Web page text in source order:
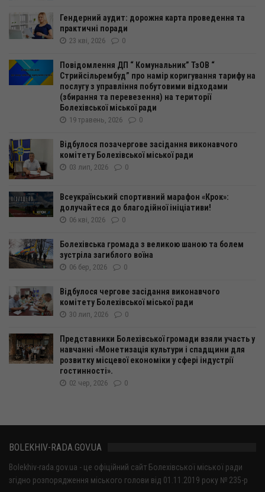
Гендерний аудит: дорожня карта проведення та
практичні поради
23 кві, 2026 0
Повідомлення ДП “ Комунальник” ТзОВ “
Стрийсільрембуд” про намір коригування тарифу на
послугу з управління побутовими відходами
(збирання та перевезення) на території
Болехівської міської ради
19 травень, 2026 0
Відбулося позачергове засідання виконавчого
комітету Болехівської міської ради
03 лип, 2026 0
Всеукраїнський спортивний марафон «Крок»:
долучайтеся до благодійної ініціативи!
06 кві, 2026 0
Болехівська громада з великою шаною та болем
зустріла загиблого воїна
06 бер, 2026 0
Відбулося чергове засідання виконавчого
комітету Болехівської міської ради
30 лип, 2026 0
Представники Болехівської громади взяли участь у
навчанні «Монетизація культури і спадщини для
розвитку місцевої економіки у сфері індустрії
гостинності».
02 чер, 2026 0
BOLEKHIV-RADA.GOV.UA
Bolekhiv-rada.gov.ua - це офіційний сайт Болехівської міської ради
згідно розпорядження міського голови від 01.11.2019 року № 235-р